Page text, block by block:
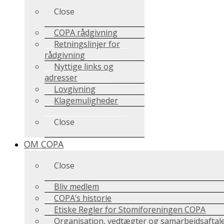
Close
COPA rådgivning
Retningslinjer for
rådgivning
Nyttige links og
adresser
Lovgivning
Klagemuligheder
Close
OM COPA
Close
Bliv medlem
COPA’s historie
Etiske Regler for Stomiforeningen COPA
Organisation, vedtægter og